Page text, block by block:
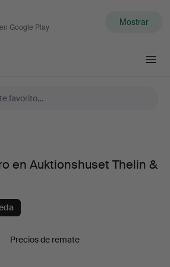
Google Play Mostrar
en Auktionshuset Thelin &
Precios de remate